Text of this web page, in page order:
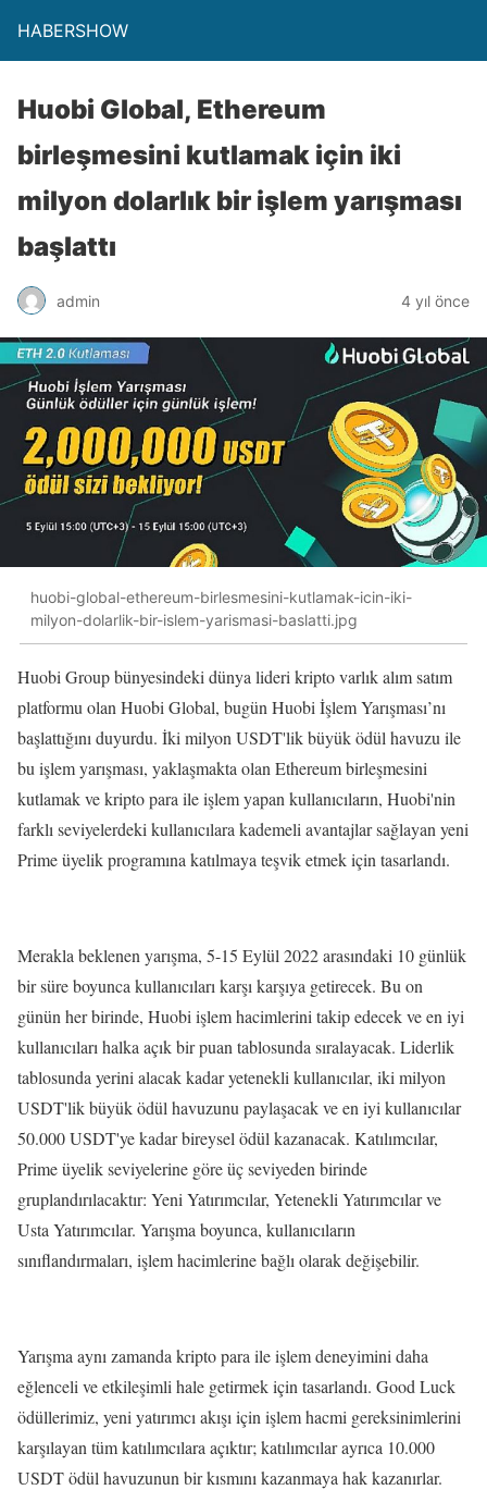
HABERSHOW
Huobi Global, Ethereum
birleşmesini kutlamak için iki
milyon dolarlık bir işlem yarışması
başlattı
admin 4 yıl önce
huobi-global-ethereum-birlesmesini-kutlamak-icin-iki-
milyon-dolarlik-bir-islem-yarismasi-baslatti.jpg
Huobi Group bünyesindeki dünya lideri kripto varlık alım satım
platformu olan Huobi Global, bugün Huobi İşlem Yarışması’nı
başlattığını duyurdu. İki milyon USDT'lik büyük ödül havuzu ile
bu işlem yarışması, yaklaşmakta olan Ethereum birleşmesini
kutlamak ve kripto para ile işlem yapan kullanıcıların, Huobi'nin
farklı seviyelerdeki kullanıcılara kademeli avantajlar sağlayan yeni
Prime üyelik programına katılmaya teşvik etmek için tasarlandı.
Merakla beklenen yarışma, 5-15 Eylül 2022 arasındaki 10 günlük
bir süre boyunca kullanıcıları karşı karşıya getirecek. Bu on
günün her birinde, Huobi işlem hacimlerini takip edecek ve en iyi
kullanıcıları halka açık bir puan tablosunda sıralayacak. Liderlik
tablosunda yerini alacak kadar yetenekli kullanıcılar, iki milyon
USDT'lik büyük ödül havuzunu paylaşacak ve en iyi kullanıcılar
50.000 USDT'ye kadar bireysel ödül kazanacak. Katılımcılar,
Prime üyelik seviyelerine göre üç seviyeden birinde
gruplandırılacaktır: Yeni Yatırımcılar, Yetenekli Yatırımcılar ve
Usta Yatırımcılar. Yarışma boyunca, kullanıcıların
sınıflandırmaları, işlem hacimlerine bağlı olarak değişebilir.
Yarışma aynı zamanda kripto para ile işlem deneyimini daha
eğlenceli ve etkileşimli hale getirmek için tasarlandı. Good Luck
ödüllerimiz, yeni yatırımcı akışı için işlem hacmi gereksinimlerini
karşılayan tüm katılımcılara açıktır; katılımcılar ayrıca 10.000
USDT ödül havuzunun bir kısmını kazanmaya hak kazanırlar.